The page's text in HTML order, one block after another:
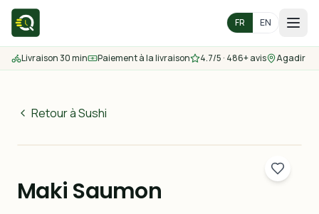
FR EN
Accueil
Menu
Nous contacter
Livraison 30 min Paiement à la livraison 4.7/5 · 486+ avis Agadir
Retour à Sushi
34MAD
Maki Saumon